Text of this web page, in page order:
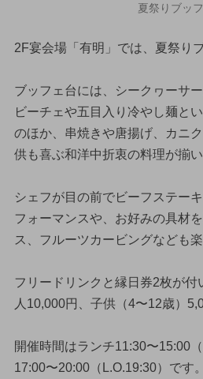
夏祭りブッ
2F宴会場「有明」では、夏祭り
ブッフェ台には、シークヮーサ
ビーチェや五目入り冷やし麺と
のほか、串焼きや唐揚げ、カニ
供も喜ぶ和洋中折衷の料理が揃い
シェフが目の前でビーフステー
フォーマンスや、お好みの具材
ス、フルーツカービングなども楽
フリードリンクと縁日券2枚が付
人10,000円、子供（4〜12歳）
開催時間はランチ11:30〜15:00
17:00〜20:00（L.O.19:30）です。